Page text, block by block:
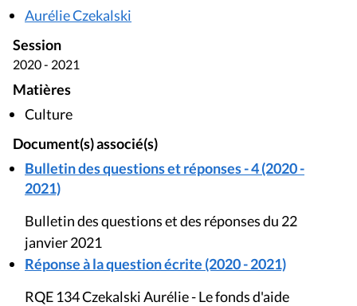
Aurélie Czekalski
Session
2020 - 2021
Matières
Culture
Document(s) associé(s)
Bulletin des questions et réponses - 4 (2020 -
2021)
Bulletin des questions et des réponses du 22
janvier 2021
Réponse à la question écrite (2020 - 2021)
RQE 134 Czekalski Aurélie - Le fonds d'aide